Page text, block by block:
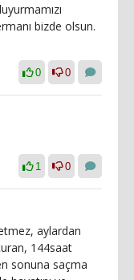
bizde olsun.
0 0
1 0
aylardan
144saat
sonuna saçma